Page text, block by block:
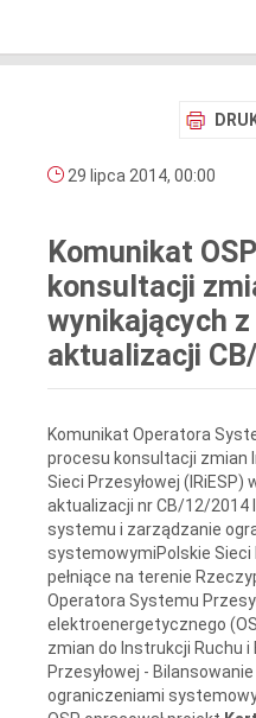
29 lipca 2014, 00:00
Komunikat
konsultacji
wynikających
aktualizacji
Komunikat Operatora
procesu konsultacji zmian
Sieci Przesyłowej
aktualizacji nr CB/12/2014
systemu i zarządzanie
systemowymiPolskie Sieci
pełniące na terenie
Operatora Systemu
elektroenergetycznego
zmian do Instrukcji Ruchu i
Przesyłowej -
ograniczeniami